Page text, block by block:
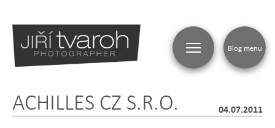
ACHILLES CZ S.R.O. 04.07.2011
Blog menu